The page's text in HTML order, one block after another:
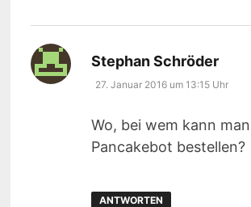
Stephan Schrödersagt:
27. Januar 2016 um 13:15 Uhr
Wo, bei wem kann
Pancakebot bestellen?
ANTWORTEN